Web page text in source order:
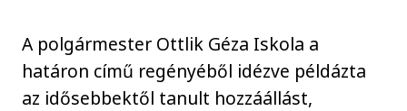
A polgármester Ottlik Géza Iskola a
határon című regényéből idézve példázta
az idősebbektől tanult hozzáállást,